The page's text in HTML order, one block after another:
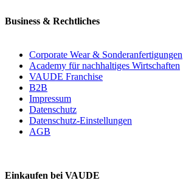
Business & Rechtliches
Corporate Wear & Sonderanfertigungen
Academy für nachhaltiges Wirtschaften
VAUDE Franchise
B2B
Impressum
Datenschutz
Datenschutz-Einstellungen
AGB
Einkaufen bei VAUDE